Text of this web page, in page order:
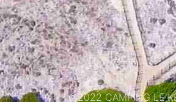
©2022 CAMPING LE